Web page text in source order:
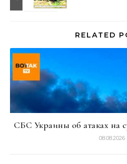
RELATED
СБС Украины об атаках на
08.08.2026